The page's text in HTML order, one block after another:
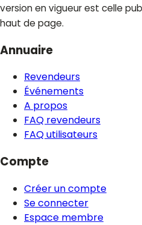
version en vigueur est celle
haut de page.
Annuaire
Revendeurs
Événements
A propos
FAQ revendeurs
FAQ utilisateurs
Compte
Créer un compte
Se connecter
Espace membre